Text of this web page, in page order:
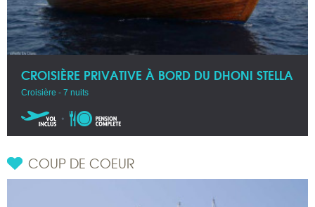
CROISIÈRE PRIVATIVE À BORD DU DHONI STELLA
Croisière - 7 nuits
COUP DE COEUR